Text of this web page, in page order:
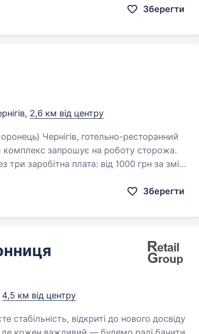
Зберегти
2,6 км від центру
запрошує на роботу сторожа.
Зберегти
4,5 км від центру